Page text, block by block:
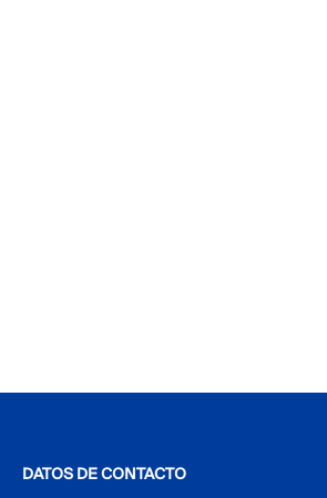
DATOS DE CONTACTO